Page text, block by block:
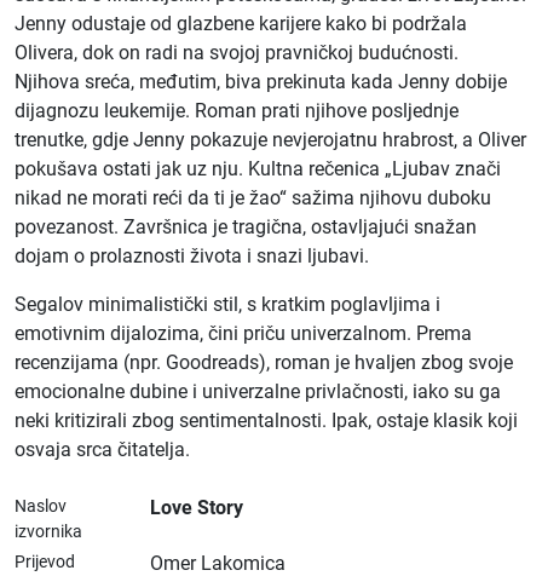
Jenny odustaje od glazbene karijere kako bi podržala
Olivera, dok on radi na svojoj pravničkoj budućnosti.
Njihova sreća, međutim, biva prekinuta kada Jenny dobije
dijagnozu leukemije. Roman prati njihove posljednje
trenutke, gdje Jenny pokazuje nevjerojatnu hrabrost, a Oliver
pokušava ostati jak uz nju. Kultna rečenica „Ljubav znači
nikad ne morati reći da ti je žao“ sažima njihovu duboku
povezanost. Završnica je tragična, ostavljajući snažan
dojam o prolaznosti života i snazi ljubavi.
Segalov minimalistički stil, s kratkim poglavljima i
emotivnim dijalozima, čini priču univerzalnom. Prema
recenzijama (npr. Goodreads), roman je hvaljen zbog svoje
emocionalne dubine i univerzalne privlačnosti, iako su ga
neki kritizirali zbog sentimentalnosti. Ipak, ostaje klasik koji
osvaja srca čitatelja.
Naslov
izvornika
Love Story
Prijevod Omer Lakomica